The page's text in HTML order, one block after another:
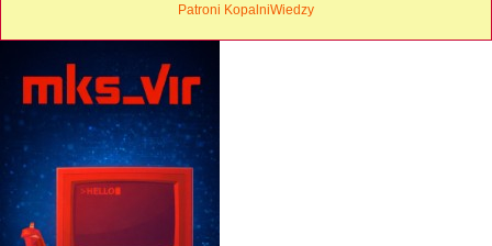
Patroni KopalniWiedzy